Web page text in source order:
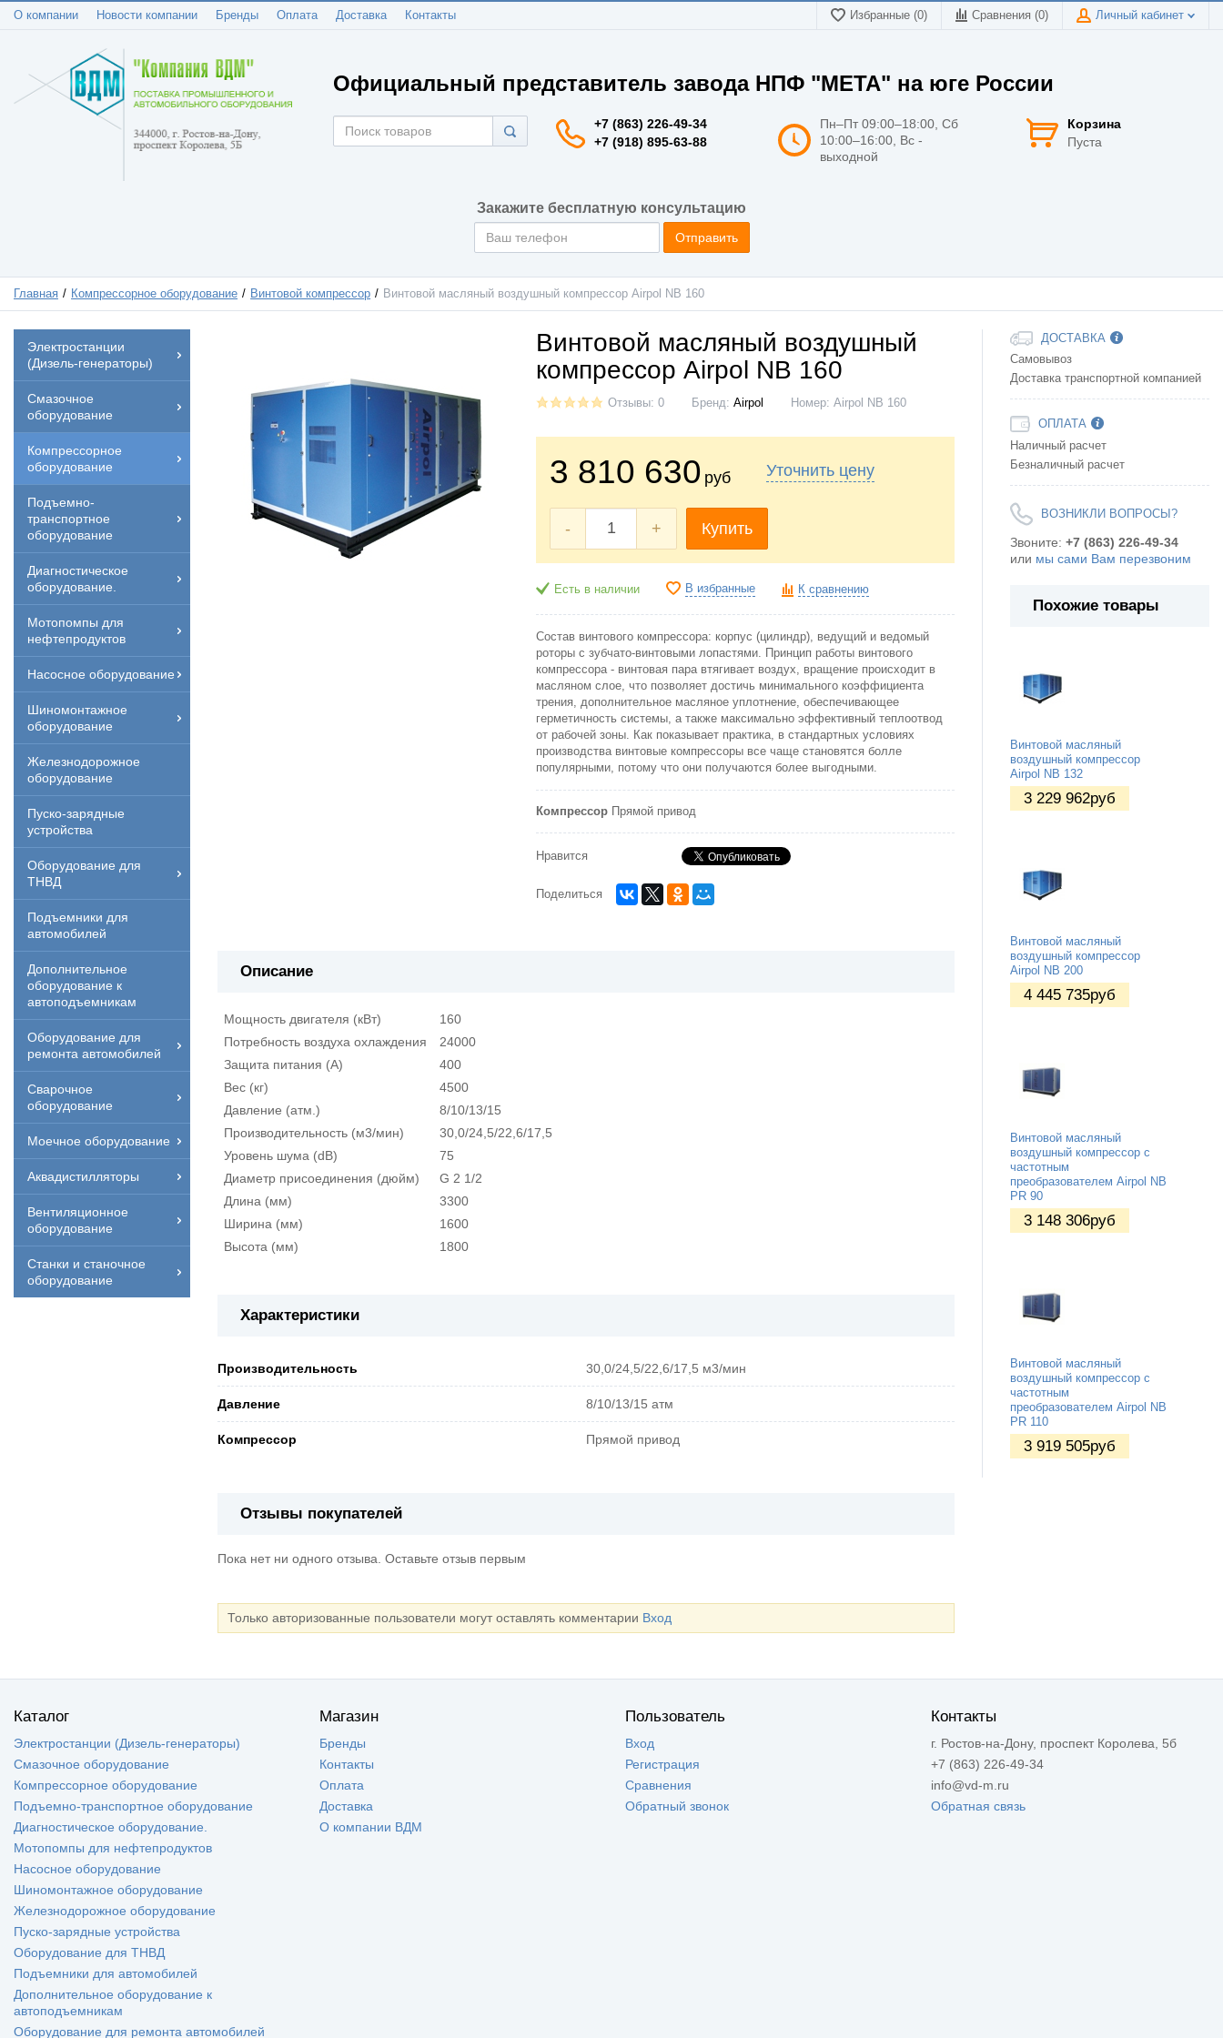
О компании Новости компании Бренды Оплата Доставка Контакты Избранные (0) Сравнения (0) Личный кабинет
Официальный представитель завода НПФ "МЕТА" на юге России
+7 (863) 226-49-34
+7 (918) 895-63-88
Пн–Пт 09:00–18:00, Сб
10:00–16:00, Вс -
выходной
Корзина
Пуста
Закажите бесплатную консультацию
Отправить
Главная Компрессорное оборудование Винтовой компрессор Винтовой масляный воздушный компрессор Airpol NB 160
Электростанции
(Дизель-генераторы)
Смазочное
оборудование
Компрессорное
оборудование
Подъемно-
транспортное
оборудование
Диагностическое
оборудование.
Мотопомпы для
нефтепродуктов
Насосное оборудование
Шиномонтажное
оборудование
Железнодорожное
оборудование
Пуско-зарядные
устройства
Оборудование для
ТНВД
Подъемники для
автомобилей
Дополнительное
оборудование к
автоподъемникам
Оборудование для
ремонта автомобилей
Сварочное
оборудование
Моечное оборудование
Аквадистилляторы
Вентиляционное
оборудование
Станки и станочное
оборудование
Винтовой масляный воздушный
компрессор Airpol NB 160
Отзывы: 0 Бренд: Аirроl Номер: Airpol NB 160
3 810 630 руб
- + Купить
Уточнить цену
Есть в наличии В избранные К сравнению
Состав винтового компрессора: корпус (цилиндр), ведущий и ведомый
роторы с зубчато-винтовыми лопастями. Принцип работы винтового
компрессора - винтовая пара втягивает воздух, вращение происходит в
масляном слое, что позволяет достичь минимального коэффициента
трения, дополнительное масляное уплотнение, обеспечивающее
герметичность системы, а также максимально эффективный теплоотвод
от рабочей зоны. Как показывает практика, в стандартных условиях
производства винтовые компрессоры все чаще становятся болле
популярными, потому что они получаются более выгодными.
Компрессор Прямой привод
Нравится
Поделиться
Описание
Мощность двигателя (кВт)
160
Потребность воздуха охлаждения
24000
Защита питания (А)
400
Вес (кг)
4500
Давление (атм.)
8/10/13/15
Производительность (м3/мин)
30,0/24,5/22,6/17,5
Уровень шума (dB)
75
Диаметр присоединения (дюйм)
G 2 1/2
Длина (мм)
3300
Ширина (мм)
1600
Высота (мм)
1800
Характеристики
Производительность 30,0/24,5/22,6/17,5 м3/мин
Давление 8/10/13/15 атм
Компрессор Прямой привод
Отзывы покупателей
Пока нет ни одного отзыва. Оставьте отзыв первым
Только авторизованные пользователи могут оставлять комментарии Вход
ДОСТАВКА
Самовывоз
Доставка транспортной компанией
ОПЛАТА
Наличный расчет
Безналичный расчет
ВОЗНИКЛИ ВОПРОСЫ?
Звоните: +7 (863) 226-49-34
или мы сами Вам перезвоним
Похожие товары
Винтовой масляный
воздушный компрессор
Airpol NB 132
3 229 962руб
Винтовой масляный
воздушный компрессор
Airpol NB 200
4 445 735руб
Винтовой масляный
воздушный компрессор с
частотным
преобразователем Airpol NB
PR 90
3 148 306руб
Винтовой масляный
воздушный компрессор с
частотным
преобразователем Airpol NB
PR 110
3 919 505руб
Каталог
Электростанции (Дизель-генераторы)
Смазочное оборудование
Компрессорное оборудование
Подъемно-транспортное оборудование
Диагностическое оборудование.
Мотопомпы для нефтепродуктов
Насосное оборудование
Шиномонтажное оборудование
Железнодорожное оборудование
Пуско-зарядные устройства
Оборудование для ТНВД
Подъемники для автомобилей
Дополнительное оборудование к
автоподъемникам
Оборудование для ремонта автомобилей
Магазин
Бренды
Контакты
Оплата
Доставка
О компании ВДМ
Пользователь
Вход
Регистрация
Сравнения
Обратный звонок
Контакты
г. Ростов-на-Дону, проспект Королева, 5б
+7 (863) 226-49-34
info@vd-m.ru
Обратная связь